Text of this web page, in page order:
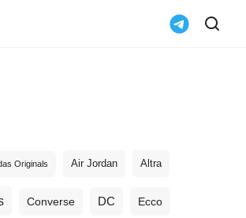
Originals Air Jordan Altra
Converse DC Ecco